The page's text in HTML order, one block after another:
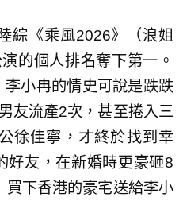
綜《乘風2026》（浪姐
的個人排名奪下第一。
李小冉的情史可說是跌跌
友流產2次，甚至捲入三
徐佳寧，才終於找到幸
好友，在新婚時更豪砸8
下香港的豪宅送給李小